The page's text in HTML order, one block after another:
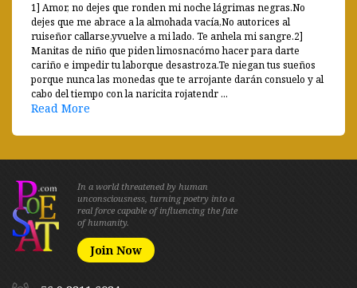
1] Amor, no dejes que ronden mi noche lágrimas negras.No
dejes que me abrace a la almohada vacía,No autorices al
ruiseñor callarse,yvuelve a mi lado. Te anhela mi sangre.2]
Manitas de niño que piden limosnacómo hacer para darte
cariño e impedir tu laborque desastroza.Te niegan tus sueños
porque nunca las monedas que te arrojante darán consuelo y al
cabo del tiempo con la naricita rojatendr ...
Read More
In a world threatened by human
unconsciousness, turning poetry into a
real force capable of influencing the fate
of humanity.
Join Now